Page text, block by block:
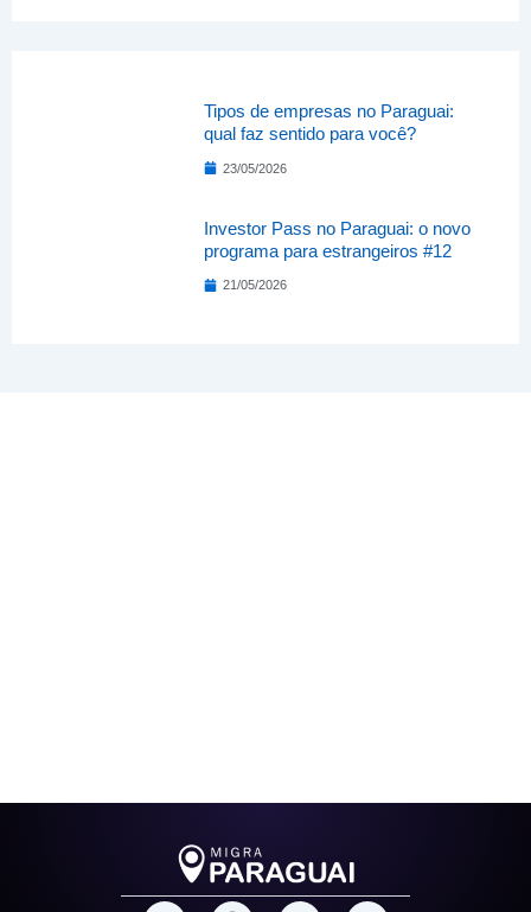
Tipos de empresas no Paraguai:
qual faz sentido para você?
23/05/2026
Investor Pass no Paraguai: o novo
programa para estrangeiros #12
21/05/2026